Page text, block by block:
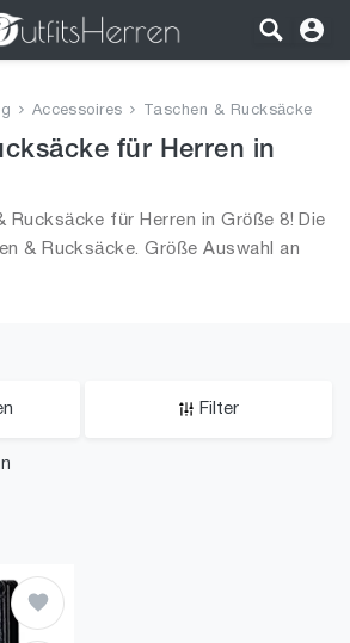
Accessoires Taschen & Rucksäcke
für Herren in
Rucksäcke für Herren in Größe 8! Die
& Rucksäcke. Größe Auswahl an
in Größe 8 und alle Trends aus
Filter